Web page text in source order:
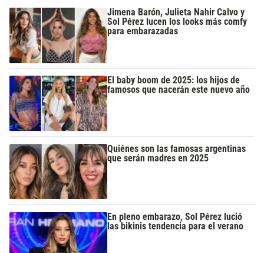
Jimena Barón, Julieta Nahir Calvo y
Sol Pérez lucen los looks más comfy
para embarazadas
El baby boom de 2025: los hijos de
famosos que nacerán este nuevo año
Quiénes son las famosas argentinas
que serán madres en 2025
En pleno embarazo, Sol Pérez lució
las bikinis tendencia para el verano